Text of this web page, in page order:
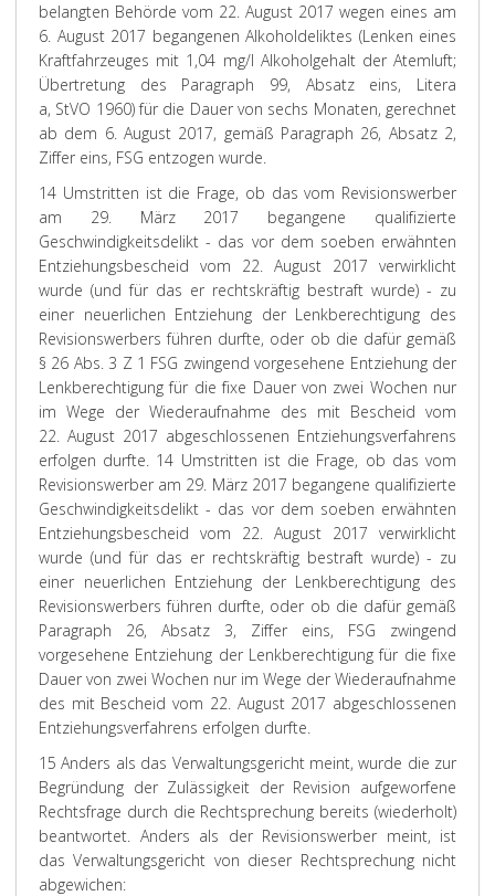
belangten Behörde vom 22. August 2017 wegen eines am
6. August 2017 begangenen Alkoholdeliktes (Lenken eines
Kraftfahrzeuges mit 1,04 mg/l Alkoholgehalt der Atemluft;
Übertretung des Paragraph 99, Absatz eins, Litera
a, StVO 1960) für die Dauer von sechs Monaten, gerechnet
ab dem 6. August 2017, gemäß Paragraph 26, Absatz 2,
Ziffer eins, FSG entzogen wurde.
14 Umstritten ist die Frage, ob das vom Revisionswerber
am 29. März 2017 begangene qualifizierte
Geschwindigkeitsdelikt - das vordem soeben erwähnten
Entziehungsbescheid vom 22. August 2017 verwirklicht
wurde (und für das er rechtskräftig bestraft wurde) - zu
einer neuerlichen Entziehung der Lenkberechtigung des
Revisionswerbers führen durfte, oder ob die dafür gemäß
§ 26 Abs. 3 Z 1 FSG zwingend vorgesehene Entziehung der
Lenkberechtigung für die fixe Dauer von zwei Wochen nur
im Wege der Wiederaufnahme des mit Bescheid vom
22. August 2017 abgeschlossenen Entziehungsverfahrens
erfolgen durfte. 14 Umstritten ist die Frage, ob das vom
Revisionswerber am 29. März 2017 begangene qualifizierte
Geschwindigkeitsdelikt - das vor dem soeben erwähnten
Entziehungsbescheid vom 22. August 2017 verwirklicht
wurde (und für das er rechtskräftig bestraft wurde) - zu
einer neuerlichen Entziehung der Lenkberechtigung des
Revisionswerbers führen durfte, oder ob die dafür gemäß
Paragraph 26, Absatz 3, Ziffer eins, FSG zwingend
vorgesehene Entziehung der Lenkberechtigung für die fixe
Dauer von zwei Wochen nur im Wege der Wiederaufnahme
des mit Bescheid vom 22. August 2017 abgeschlossenen
Entziehungsverfahrens erfolgen durfte.
15 Anders als das Verwaltungsgericht meint, wurde die zur
Begründung der Zulässigkeit der Revision aufgeworfene
Rechtsfrage durch die Rechtsprechung bereits (wiederholt)
beantwortet. Anders als der Revisionswerber meint, ist
das Verwaltungsgericht von dieser Rechtsprechung nicht
abgewichen: